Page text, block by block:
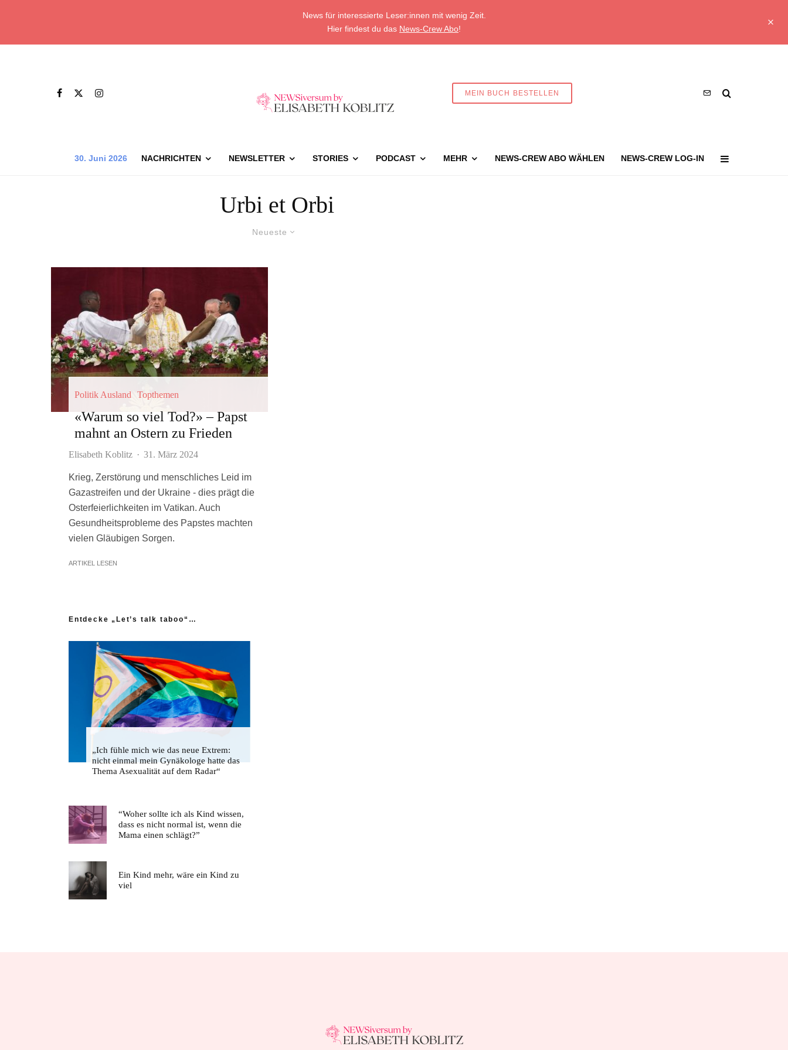
News für interessierte Leser:innen mit wenig Zeit.
Hier findest du das News-Crew Abo!
MEIN BUCH BESTELLEN
30. Juni 2026 NACHRICHTEN NEWSLETTER STORIES PODCAST MEHR NEWS-CREW ABO WÄHLEN NEWS-CREW LOG-IN
Urbi et Orbi
Neueste
Politik Ausland Topthemen
«Warum so viel Tod?» – Papst
mahnt an Ostern zu Frieden
Elisabeth Koblitz · 31. März 2024
Krieg, Zerstörung und menschliches Leid im
Gazastreifen und der Ukraine - dies prägt die
Osterfeierlichkeiten im Vatikan. Auch
Gesundheitsprobleme des Papstes machten
vielen Gläubigen Sorgen.
ARTIKEL LESEN
Entdecke „Let’s talk taboo“…
„Ich fühle mich wie das neue Extrem:
nicht einmal mein Gynäkologe hatte das
Thema Asexualität auf dem Radar“
“Woher sollte ich als Kind wissen,
dass es nicht normal ist, wenn die
Mama einen schlägt?”
Ein Kind mehr, wäre ein Kind zu
viel